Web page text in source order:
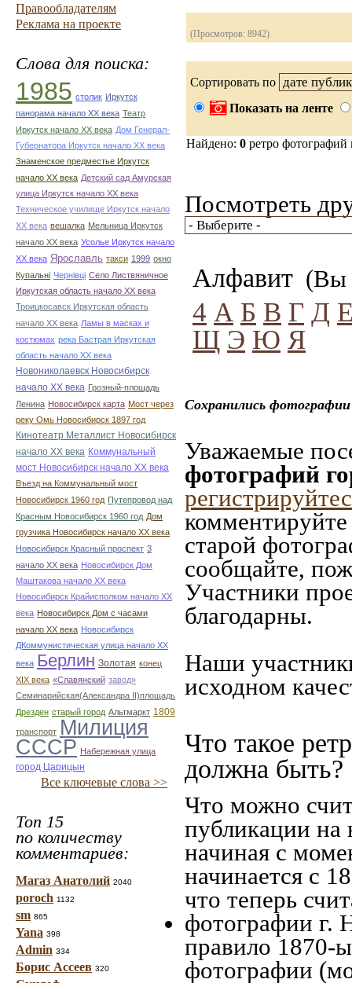
Правообладателям
Реклама на проекте
Слова для поиска:
1985 столик Иркутск
панорама начало ХХ века Театр
Иркутск начало ХХ века Дом Генерал-
Губернатора Иркутск начало ХХ века
Знаменское предместье Иркутск
начало ХХ века Детский сад Амурская
улица Иркутск начало ХХ века
Техническое училище Иркутск начало
ХХ века вешалка Мельница Иркутск
начало ХХ века Усолье Иркутск начало
ХХ века Ярославль такси 1999 окно
Купальні Чернівці Село Листвяничное
Иркутская область начало ХХ века
Троицкосавск Иркутская область
начало ХХ века Ламы в масках и
костюмах река Бастрая Иркутская
область начало ХХ века
Новониколаевск Новосибирск
начало ХХ века Грозный-площадь
Ленина Новосибирск карта Мост через
реку Омь Новосибирск 1897 год
Кинотеатр Металлист Новосибирск
начало ХХ века Коммунальный
мост Новосибирск начало ХХ века
Въезд на Коммунальный мост
Новосибирск 1960 год Путепровод над
Красным Новосибирск 1960 год Дом
грузчика Новосибирск начало ХХ века
Новосибирск Красный проспект 3
начало ХХ века Новосибирск Дом
Маштакова начало ХХ века
Новосибирск Крайисполком начало ХХ
века Новосибирск Дом с часами
начало ХХ века Новосибирск
ДКоммунистическая улица начало ХХ
века Берлин Золотая конец
ХІХ века «Славянский завод»
Семинарийская(Александра II)площадь
Дрезден старый город Альтмаркт 1809
транспорт Милиция
СССР Набережная улица
город Царицын
Все ключевые слова >>
Топ 15
по количеству
комментариев:
Магаз Анатолий 2040
poroch 1132
sm 865
Yana 398
Admin 334
Борис Ассеев 320
(Просмотров: 8942)
Сортировать по
Показать на ленте
Найдено: 0 ретро
Посмотреть
Алфавит (Вы
4 А Б В Г Д
Щ Э Ю Я
Сохранились
Уважаемые
фотографий
старой
сообщайте,
Участники
благодарны.
Наши
исходном
Что такое
должна быть?
Что можно
публикации
начиная c
начинается с
что теперь
фотографии г.
правило 1870-
фотографии